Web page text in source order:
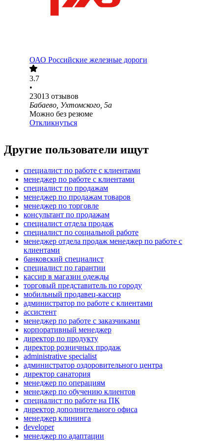
ОАО Российские железные дороги
3.7
•
23013 отзывов
Бабаево, Ухтомского, 5а
Можно без резюме
Откликнуться
Другие пользователи ищут
специалист по работе с клиентами
менеджер по работе с клиентами
специалист по продажам
менеджер по продажам товаров
менеджер по торговле
консультант по продажам
специалист отдела продаж
специалист по социальной работе
менеджер отдела продаж менеджер по работе с
клиентами
банковский специалист
специалист по гарантии
кассир в магазин одежды
торговый представитель по городу
мобильный продавец-кассир
администратор по работе с клиентами
ассистент
менеджер по работе с заказчиками
корпоративный менеджер
директор по продукту
директор розничных продаж
administrative specialist
администратор оздоровительного центра
директор санатория
менеджер по операциям
менеджер по обучению клиентов
специалист по работе на ПК
директор дополнительного офиса
менеджер клининга
developer
менеджер по адаптации